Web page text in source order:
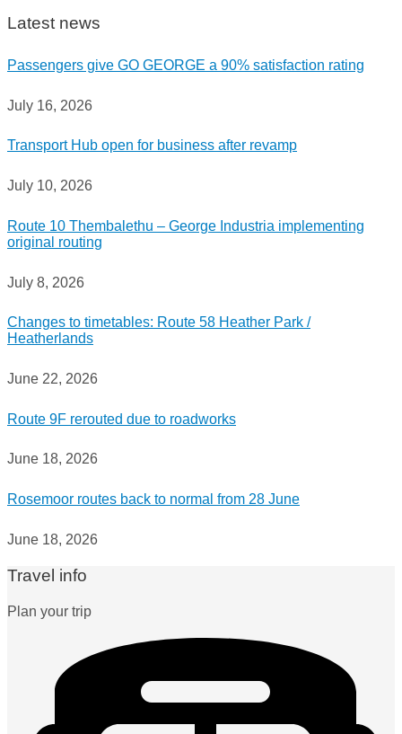
Latest news
Passengers give GO GEORGE a 90% satisfaction rating
July 16, 2026
Transport Hub open for business after revamp
July 10, 2026
Route 10 Thembalethu – George Industria implementing
original routing
July 8, 2026
Changes to timetables: Route 58 Heather Park /
Heatherlands
June 22, 2026
Route 9F rerouted due to roadworks
June 18, 2026
Rosemoor routes back to normal from 28 June
June 18, 2026
Travel info
Plan your trip